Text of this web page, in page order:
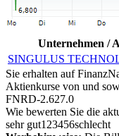
Unternehmen /
SINGULUS
Sie erhalten auf
Aktienkurse von und
FNRD-2.627.0
Wie bewerten Sie die
sehr gut1 23456schlecht